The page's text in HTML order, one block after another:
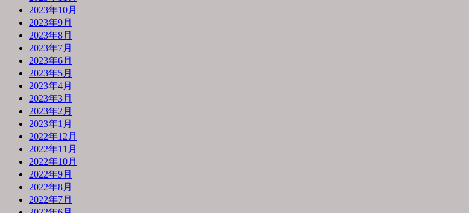
2023年10月
2023年9月
2023年8月
2023年7月
2023年6月
2023年5月
2023年4月
2023年3月
2023年2月
2023年1月
2022年12月
2022年11月
2022年10月
2022年9月
2022年8月
2022年7月